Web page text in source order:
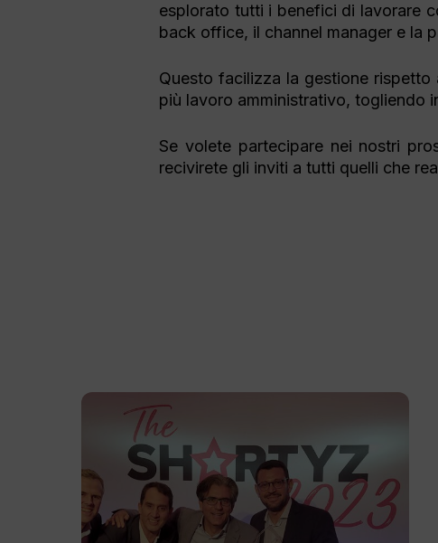
esplorato tutti i benefici di lavorare
back office, il channel manager e la
Questo facilizza la gestione rispetto
più lavoro amministrativo, togliendo
Se volete partecipare nei nostri
recivirete gli inviti a tutti quelli che
Shortyz
Awards
–
Avantio
selezionata
migliore